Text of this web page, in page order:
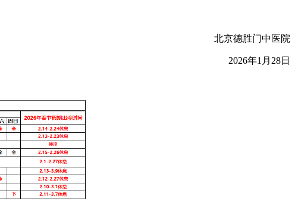
北京德胜门中医院
2026年1月28日